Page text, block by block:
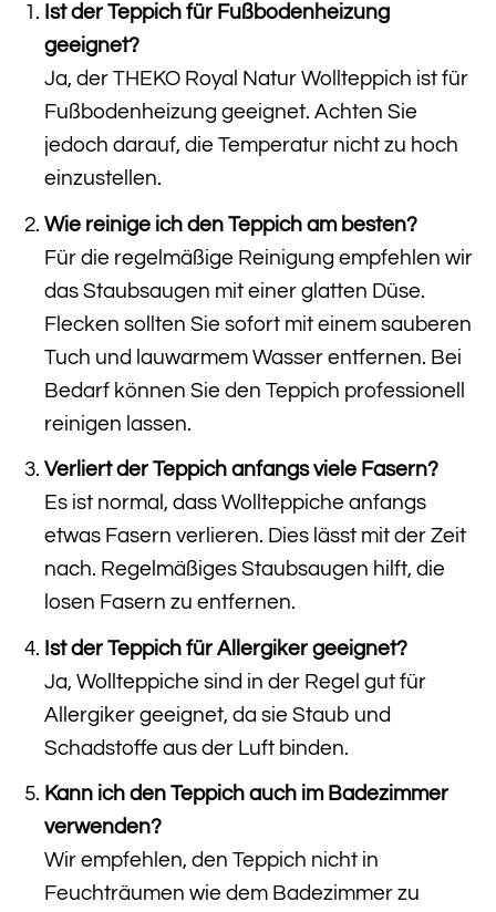
Ist der Teppich für Fußbodenheizung
geeignet?
Ja, der THEKO Royal Natur Wollteppich ist für
Fußbodenheizung geeignet. Achten Sie
jedoch darauf, die Temperatur nicht zu hoch
einzustellen.
Wie reinige ich den Teppich am besten?
Für die regelmäßige Reinigung empfehlen wir
das Staubsaugen mit einer glatten Düse.
Flecken sollten Sie sofort mit einem sauberen
Tuch und lauwarmem Wasser entfernen. Bei
Bedarf können Sie den Teppich professionell
reinigen lassen.
Verliert der Teppich anfangs viele Fasern?
Es ist normal, dass Wollteppiche anfangs
etwas Fasern verlieren. Dies lässt mit der Zeit
nach. Regelmäßiges Staubsaugen hilft, die
losen Fasern zu entfernen.
Ist der Teppich für Allergiker geeignet?
Ja, Wollteppiche sind in der Regel gut für
Allergiker geeignet, da sie Staub und
Schadstoffe aus der Luft binden.
Kann ich den Teppich auch im Badezimmer
verwenden?
Wir empfehlen, den Teppich nicht in
Feuchträumen wie dem Badezimmer zu